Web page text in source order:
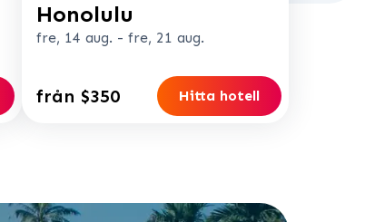
Honolulu
fre, 14 aug. - fre, 21 aug.
från $350 Hitta hotell